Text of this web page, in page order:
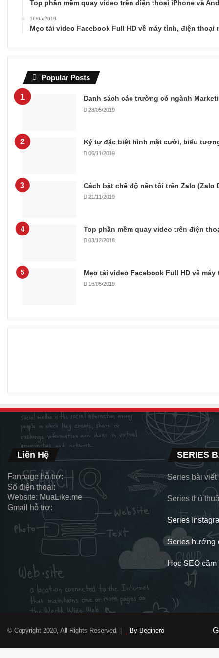
Top phần mềm quay video trên điện thoại iPhone và
16/05/2019
Mẹo tải video Facebook Full HD về máy tính, điện thoại
Popular Posts
Danh sách các trường có ngành
28/05/2019
Ký tự đặc biệt hình mặt cười, biểu
06/11/2019
Cách bật chế độ nền tối trên Zalo (Zalo
21/11/2019
Top phần mềm quay video trên điện
03/12/2018
Mẹo tải video Facebook Full HD về
16/05/2019
Liên Hệ
Fanpage hỗ trợ:
Số điện thoại:
Website: MuaLike.me
Gmail hỗ trợ:
SERIES
Series bài viết
Series thủ
Series
Series hướng
Học SEO
© Copyright 2020, All Rights Reserved | By Beginero